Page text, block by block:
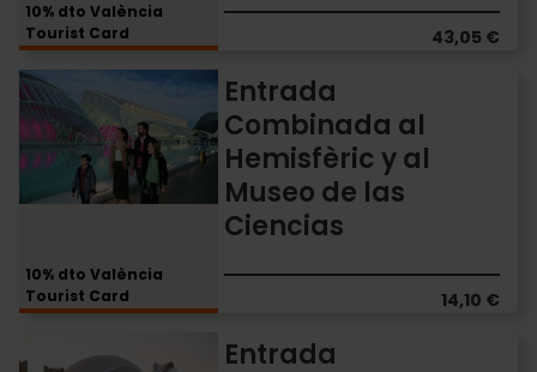
10% dto València
Tourist Card
43,05 €
10% dto València
Tourist Card
Entrada
Combinada al
Hemisfèric y al
Museo de las
Ciencias
14,10 €
Entrada
Combinada
al
Hemisfèric
al
las
Ciencias
Entrada